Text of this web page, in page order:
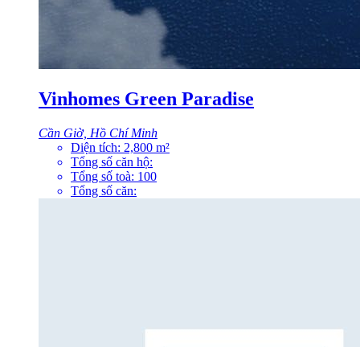
Vinhomes Green Paradise
Cần Giờ, Hồ Chí Minh
Diện tích: 2,800 m²
Tổng số căn hộ:
Tổng số toà: 100
Tổng số căn: